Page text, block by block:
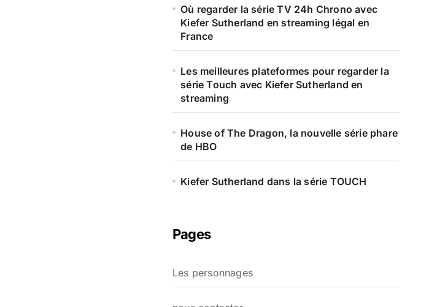
Où regarder la série TV 24h Chrono avec
Kiefer Sutherland en streaming légal en
France
Les meilleures plateformes pour regarder la
série Touch avec Kiefer Sutherland en
streaming
House of The Dragon, la nouvelle série phare
de HBO
Kiefer Sutherland dans la série TOUCH
Pages
Les personnages